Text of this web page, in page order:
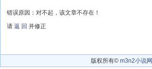
错误原因：对不起，该文章不存在！
请 返 回 并修正
版权所有© m3n2小说网